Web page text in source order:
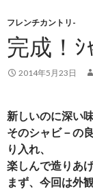
フレンチカントリ-
完成！ｼ
2014年5月23日
新しいのに深い
そのシャビ－の
り入れ、
楽しんで造りあ
まず、今回は外